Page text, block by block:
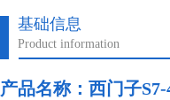
基础信息
Product information
产品名称： 西门子